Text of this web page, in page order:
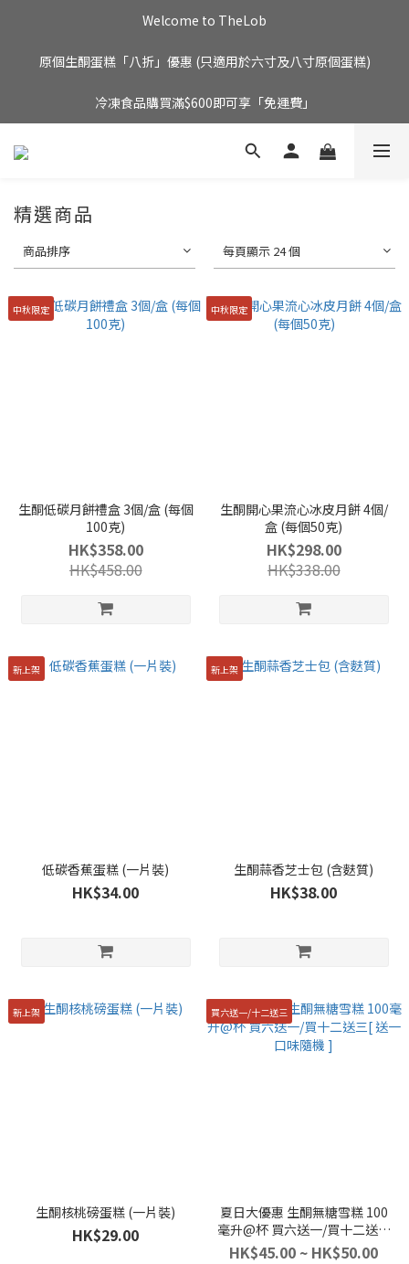
Welcome to TheLob
原個生酮蛋糕「八折」優惠 (只適用於六寸及八寸原個蛋糕)
冷凍食品購買滿$600即可享「免運費」
精選商品
商品排序 每頁顯示 24 個
中秋限定
生酮低碳月餅禮盒 3個/盒 (每個
100克)
HK$358.00
HK$458.00
中秋限定
生酮開心果流心冰皮月餅 4個/
盒 (每個50克)
HK$298.00
HK$338.00
新上架
低碳香蕉蛋糕 (一片裝)
HK$34.00
新上架
生酮蒜香芝士包 (含麩質)
HK$38.00
新上架
生酮核桃磅蛋糕 (一片裝)
HK$29.00
買六送一/十二送三
夏日大優惠 生酮無糖雪糕 100
毫升@杯 買六送一/買十二送三
[ 送一口味隨機 ]
HK$45.00 ~ HK$50.00